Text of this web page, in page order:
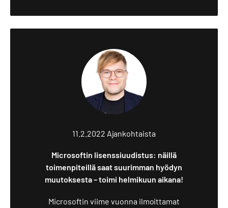
11.2.2022 Ajankohtaista
Microsoftin lisenssiuudistus: näillä
toimenpiteillä saat suurimman hyödyn
muutoksesta – toimi helmikuun aikana!
Microsoftin viime vuonna ilmoittamat